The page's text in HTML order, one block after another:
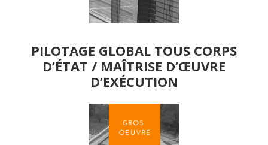
PILOTAGE GLOBAL TOUS CORPS
D’ÉTAT / MAÎTRISE D’ŒUVRE
D’EXÉCUTION